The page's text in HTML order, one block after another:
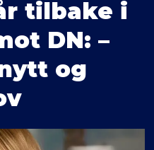
tilbake i
DN: –
og